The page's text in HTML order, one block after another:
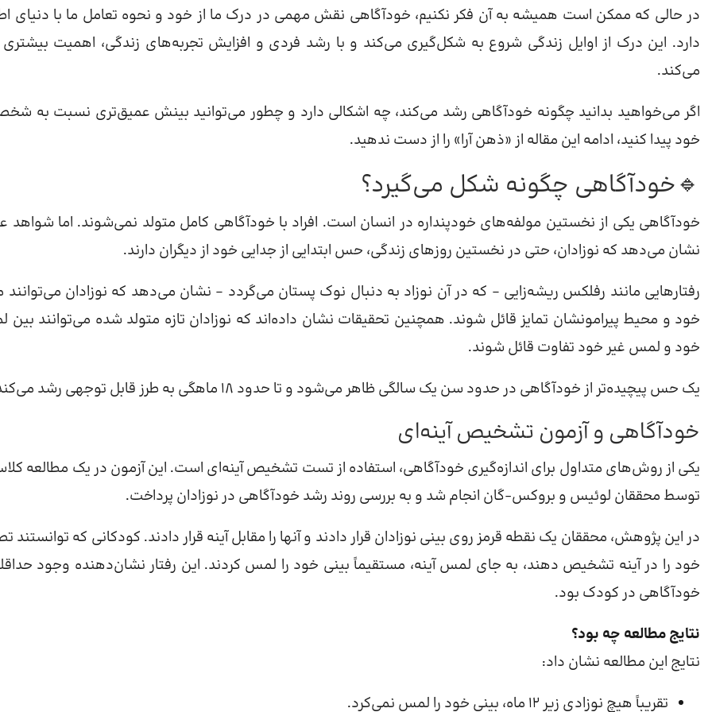
در حالی که ممکن است همیشه به آن فکر نکنیم، خودآگاهی نقش مهمی در درک ما از خود و نحوه تعامل ما با دنیای
دارد. این درک از اوایل زندگی شروع به شکل‌گیری می‌کند و با رشد فردی و افزایش تجربه‌های زندگی، اهمیت بیشتری
می‌کند.
اگر می‌خواهید بدانید چگونه خودآگاهی رشد می‌کند، چه اشکالی دارد و چطور می‌توانید بینش عمیق‌تری نسبت به
خود پیدا کنید، ادامه این مقاله از «ذهن آرا» را از دست ندهید.
🔹خودآگاهی چگونه شکل می‌گیرد؟
خودآگاهی یکی از نخستین مولفه‌های خودپنداره در انسان است. افراد با خودآگاهی کامل متولد نمی‌شوند. اما شواهد
نشان می‌دهد که نوزادان، حتی در نخستین روزهای زندگی، حس ابتدایی از جدایی خود از دیگران دارند.
رفتارهایی مانند رفلکس ریشه‌زایی – که در آن نوزاد به دنبال نوک پستان می‌گردد – نشان می‌دهد که نوزادان می‌توانند
خود و محیط پیرامونشان تمایز قائل شوند. همچنین تحقیقات نشان داده‌اند که نوزادان تازه متولد شده می‌توانند
خود و لمس غیر خود تفاوت قائل شوند.
یک حس پیچیده‌تر از خودآگاهی در حدود سن یک سالگی ظاهر می‌شود و تا حدود ۱۸ ماهگی به طرز قابل توجهی رشد می‌کند.
خودآگاهی و آزمون تشخیص آینه‌ای
یکی از روش‌های متداول برای اندازه‌گیری خودآگاهی، استفاده از تست تشخیص آینه‌ای است. این آزمون در یک مطالعه
توسط محققان لوئیس و بروکس-گان انجام شد و به بررسی روند رشد خودآگاهی در نوزادان پرداخت.
در این پژوهش، محققان یک نقطه قرمز روی بینی نوزادان قرار دادند و آنها را مقابل آینه قرار دادند. کودکانی که توانستند
خود را در آینه تشخیص دهند، به جای لمس آینه، مستقیماً بینی خود را لمس کردند. این رفتار نشان‌دهنده وجود
خودآگاهی در کودک بود.
نتایج مطالعه چه بود؟
نتایج این مطالعه نشان داد:
تقریباً هیچ نوزادی زیر ۱۲ ماه، بینی خود را لمس نمی‌کرد.